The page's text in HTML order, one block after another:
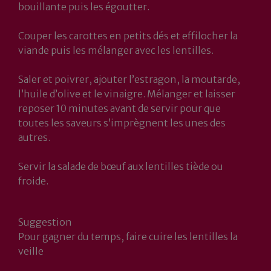
bouillante puis les égoutter.
Couper les carottes en petits dés et effilocher la
viande puis les mélanger avec les lentilles.
Saler et poivrer, ajouter l’estragon, la moutarde,
l’huile d’olive et le vinaigre. Mélanger et laisser
reposer 10 minutes avant de servir pour que
toutes les saveurs s’imprègnent les unes des
autres.
Servir la salade de bœuf aux lentilles tiède ou
froide.
Suggestion
Pour gagner du temps, faire cuire les lentilles la
veille